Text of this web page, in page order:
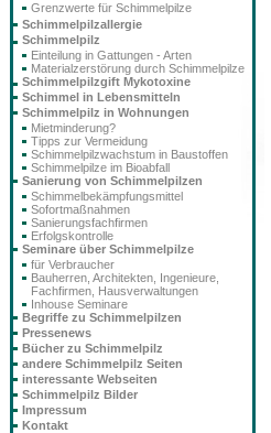
Grenzwerte für Schimmelpilze
Schimmelpilzallergie
Schimmelpilz
Einteilung in Gattungen - Arten
Materialzerstörung durch Schimmelpilze
Schimmelpilzgift Mykotoxine
Schimmel in Lebensmitteln
Schimmelpilz in Wohnungen
Mietminderung?
Tipps zur Vermeidung
Schimmelpilzwachstum in Baustoffen
Schimmelpilze im Bioabfall
Sanierung von Schimmelpilzen
Schimmelbekämpfungsmittel
Sofortmaßnahmen
Sanierungsfachfirmen
Erfolgskontrolle
Seminare über Schimmelpilze
für Verbraucher
Bauherren, Architekten, Ingenieure,
Fachfirmen, Hausverwaltungen
Inhouse Seminare
Begriffe zu Schimmelpilzen
Pressenews
Bücher zu Schimmelpilz
andere Schimmelpilz Seiten
interessante Webseiten
Schimmelpilz Bilder
Impressum
Kontakt